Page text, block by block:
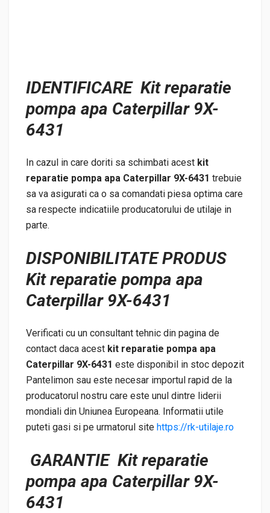
IDENTIFICARE Kit reparatie
pompa apa Caterpillar 9X-
6431
In cazul in care doriti sa schimbati acest kit
reparatie pompa apa Caterpillar 9X-6431 trebuie
sa va asigurati ca o sa comandati piesa optima care
sa respecte indicatiile producatorului de utilaje in
parte.
DISPONIBILITATE PRODUS
Kit reparatie pompa apa
Caterpillar 9X-6431
Verificati cu un consultant tehnic din pagina de
contact daca acest kit reparatie pompa apa
Caterpillar 9X-6431 este disponibil in stoc depozit
Pantelimon sau este necesar importul rapid de la
producatorul nostru care este unul dintre liderii
mondiali din Uniunea Europeana. Informatii utile
puteti gasi si pe urmatorul site https://rk-utilaje.ro
GARANTIE Kit reparatie
pompa apa Caterpillar 9X-
6431